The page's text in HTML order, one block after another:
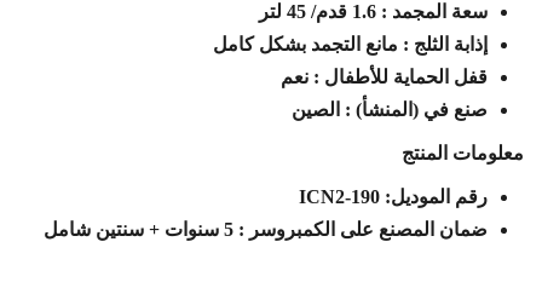
سعة المجمد : 1.6 قدم/ 45 لتر
إذابة الثلج : مانع التجمد بشكل كامل
قفل الحماية للأطفال : نعم
صنع في (المنشأ) : الصين
معلومات المنتج
رقم الموديل: ICN2-190
ضمان المصنع على الكمبروسر : 5 سنوات + سنتين شامل